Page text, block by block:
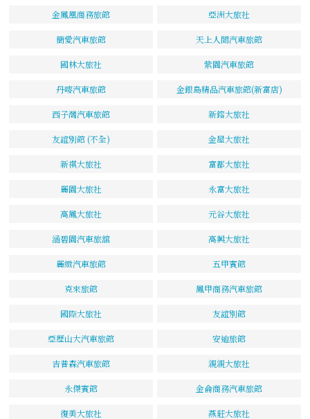
金鳳凰商務旅館 亞洲大旅社
簡愛汽車旅館 天上人間汽車旅館
國林大旅社 紫園汽車旅館
丹嘜汽車旅館 金銀島精品汽車旅館(新富店)
西子灣汽車旅館 新鎔大旅社
友誼別館 (不全) 金屋大旅社
新祺大旅社 富都大旅社
麗園大旅社 永富大旅社
高鳳大旅社 元谷大旅社
涵碧園汽車旅舘 高興大旅社
麗緻汽車旅館 五甲賓館
克來旅館 鳳甲商務汽車旅館
國際大旅社 友誼別館
亞歷山大汽車旅館 安迪旅館
吉普森汽車旅館 親親大旅社
永傑賓館 金侖商務汽車旅館
復美大旅社 燕莊大旅社